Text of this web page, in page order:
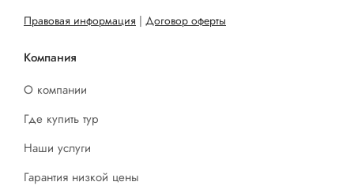
Правовая информация | Договор оферты
Компания
О компании
Где купить тур
Наши услуги
Гарантия низкой цены